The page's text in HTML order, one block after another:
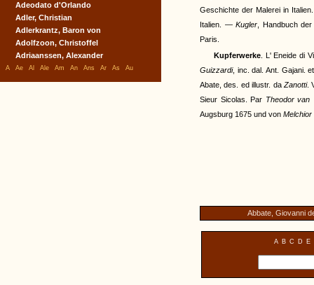
Geschichte der Malerei in
Italien. —Kugler , Handbuch
Paris.
Kupferwerke . L' Eneide di
Guizzardi, inc. dal. Ant. Gajani.
Abate, des. ed illustr. da Zanotti.
Sieur Sicolas. Par Theodor van
Augsburg 1675 und von
Abbate, Giovanni
A B C D E
Adeodato d'Orlando
Adler, Christian
Adlerkrantz, Baron von
Adolfzoon, Christoffel
Adriaanssen, Alexander
A Ae Al Ale Am An Ans Ar As Au